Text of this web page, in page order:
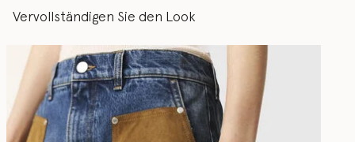
Vervollständigen Sie den Look